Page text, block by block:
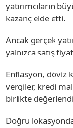
yatırımcıların
kazanç elde etti.
Ancak gerçek
yalnızca satış
Enflasyon, döviz
vergiler, kredi
birlikte
Doğru